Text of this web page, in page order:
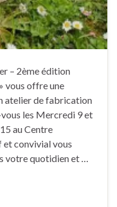
– 2ème édition
vous offre une
atelier de fabrication
les Mercredi 9 et
au Centre
convivial vous
votre quotidien et …